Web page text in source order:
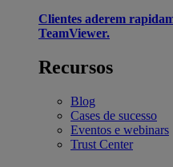
Clientes aderem
TeamViewer.
Recursos
Blog
Cases de sucesso
Eventos e webinars
Trust Center